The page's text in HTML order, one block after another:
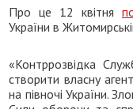
Про це 12 квітня
України в
«Контррозвідка
створити власну
на півночі України.